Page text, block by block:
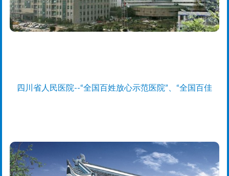
四川省人民医院--“全国百姓放心示范医院”、“全国百佳